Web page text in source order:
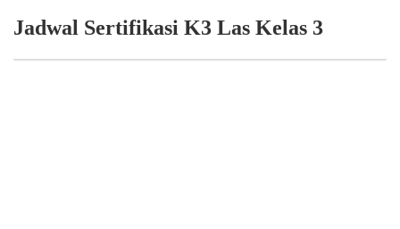
Jadwal Sertifikasi K3 Las Kelas 3